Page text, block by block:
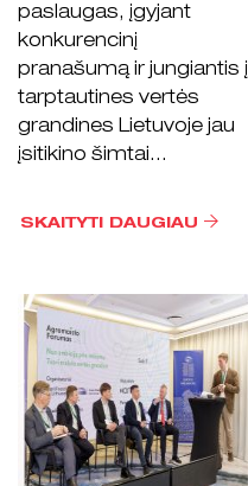
paslaugas, įgyjant
konkurencinį
pranašumą ir jungiantis į
tarptautines vertės
grandines Lietuvoje jau
įsitikino šimtai...
SKAITYTI DAUGIAU